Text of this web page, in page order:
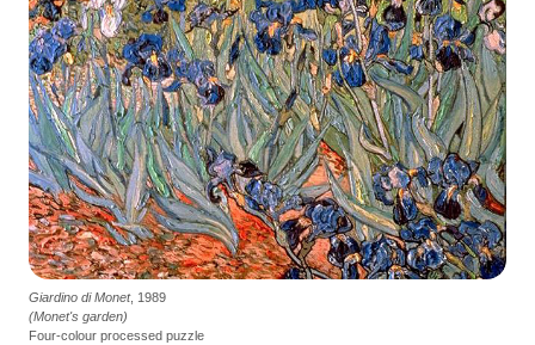
Giardino di Monet, 1989
(Monet's garden)
Four-colour processed puzzle